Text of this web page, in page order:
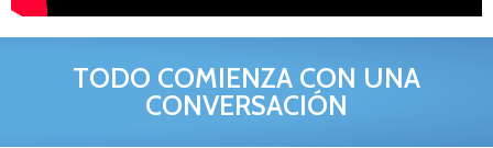
TODO COMIENZA CON UNA
CONVERSACIÓN